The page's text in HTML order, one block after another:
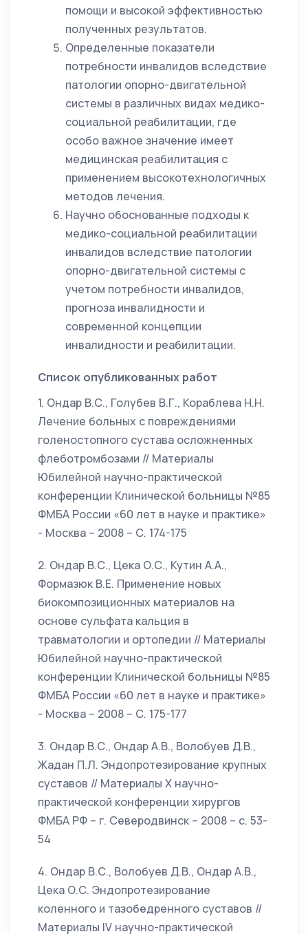
помощи и высокой эффективностью
полученных результатов.
Определенные показатели
потребности инвалидов вследствие
патологии опорно-двигательной
системы в различных видах медико-
социальной реабилитации, где
особо важное значение имеет
медицинская реабилитация с
применением высокотехнологичных
методов лечения.
Научно обоснованные подходы к
медико-социальной реабилитации
инвалидов вследствие патологии
опорно-двигательной системы с
учетом потребности инвалидов,
прогноза инвалидности и
современной концепции
инвалидности и реабилитации.
Список опубликованных работ
1. Ондар В.С., Голубев В.Г., Кораблева Н.Н.
Лечение больных с повреждениями
голеностопного сустава осложненных
флеботромбозами // Материалы
Юбилейной научно-практической
конференции Клинической больницы №85
ФМБА России «60 лет в науке и практике»
- Москва – 2008 – С. 174-175
2. Ондар В.С., Цека О.С., Кутин А.А.,
Формазюк В.Е. Применение новых
биокомпозиционных материалов на
основе сульфата кальция в
травматологии и ортопедии // Материалы
Юбилейной научно-практической
конференции Клинической больницы №85
ФМБА России «60 лет в науке и практике»
- Москва – 2008 – С. 175-177
3. Ондар В.С., Ондар А.В., Волобуев Д.В.,
Жадан П.Л. Эндопротезирование крупных
суставов // Материалы Х научно-
практической конференции хирургов
ФМБА РФ – г. Северодвинск – 2008 – с. 53-
54
4. Ондар В.С., Волобуев Д.В., Ондар А.В.,
Цека О.С. Эндопротезирование
коленного и тазобедренного суставов //
Материалы IV научно-практической